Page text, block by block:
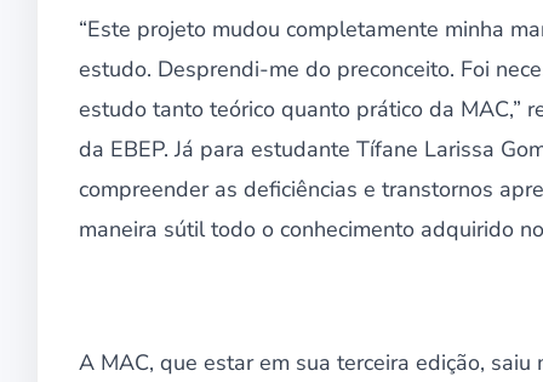
“Este projeto mudou completamente minha
estudo. Desprendi-me do preconceito. Foi
estudo tanto teórico quanto prático da MAC,”
da EBEP. Já para estudante Tífane Larissa
compreender as deficiências e transtornos
maneira sútil todo o conhecimento adquirido
A MAC, que estar em sua terceira edição, saiu